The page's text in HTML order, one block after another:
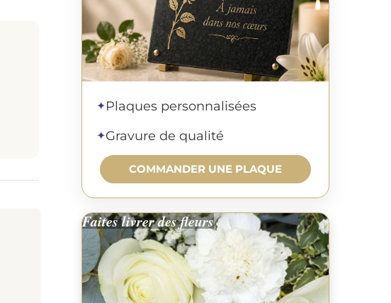
✦Plaques personnalisées
✦Gravure de qualité
COMMANDER UNE PLAQUE
Faites livrer des fleurs